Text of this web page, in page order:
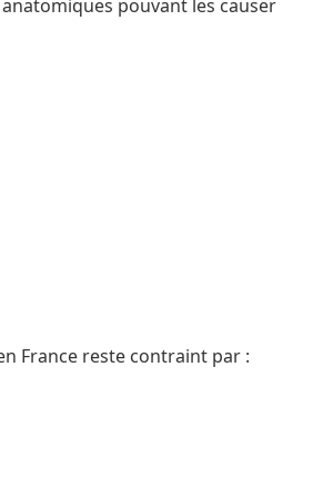
pouvant les causer
France reste contraint par :